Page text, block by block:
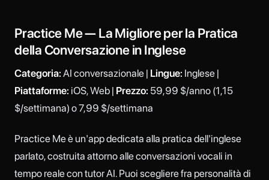
Practice Me — La Migliore per la Pratica
della Conversazione in Inglese
Categoria: AI conversazionale | Lingue: Inglese |
Piattaforme: iOS, Web | Prezzo: 59,99 $/anno (1,15
$/settimana) o 7,99 $/settimana
Practice Me è un'app dedicata alla pratica dell'inglese
parlato, costruita attorno alle conversazioni vocali in
tempo reale con tutor AI. Puoi scegliere fra personalità di